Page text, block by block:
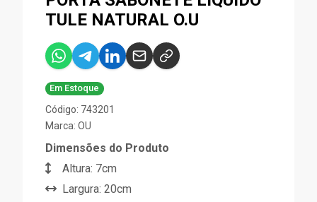
TULE NATURAL O.U
Em Estoque
Código: 743201
Marca: OU
Dimensões do Produto
Altura: 7cm
Largura: 20cm